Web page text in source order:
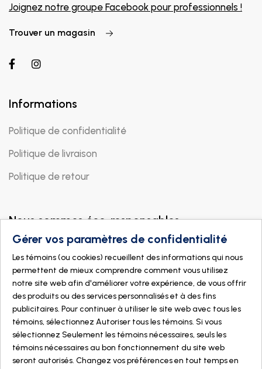
Joignez notre groupe Facebook pour professionnels !
Trouver un magasin
Informations
Politique de confidentialité
Politique de livraison
Politique de retour
Nous sommes éco-responsables
Gérer vos paramètres de confidentialité
Les témoins (ou cookies) recueillent des informations qui nous
permettent de mieux comprendre comment vous utilisez
notre site web afin d'améliorer votre expérience, de vous offrir
des produits ou des services personnalisés et à des fins
publicitaires. Pour continuer à utiliser le site web avec tous les
témoins, sélectionnez Autoriser tous les témoins. Si vous
sélectionnez Seulement les témoins nécessaires, seuls les
témoins nécessaires au bon fonctionnement du site web
seront autorisés. Changez vos préférences en tout temps en